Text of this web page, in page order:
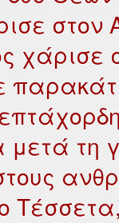
στον
χάρισε
τη